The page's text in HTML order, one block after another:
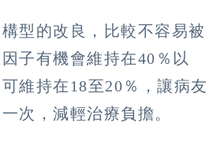
型的改良，比較不容易被
子有機會維持在40％以
維持在18至20％，讓病友
次，減輕治療負擔。